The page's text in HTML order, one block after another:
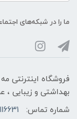
ما را در شبکه‌های
فروشگاه اینترنتی
بهداشتی و زیبایی ،
شماره تماس: